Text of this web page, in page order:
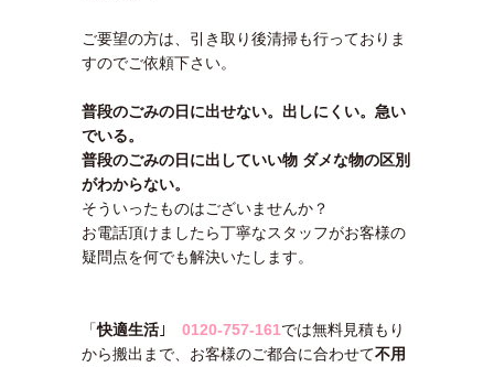
ご要望の方は、引き取り後清掃も行っておりま
すのでご依頼下さい。
普段のごみの日に出せない。出しにくい。急い
でいる。
普段のごみの日に出していい物 ダメな物の区別
がわからない。
そういったものはございませんか？
お電話頂けましたら丁寧なスタッフがお客様の
疑問点を何でも解決いたします。
「快適生活 ｣ 0120-757-161では無料見積もり
から搬出まで、お客様のご都合に合わせて不用